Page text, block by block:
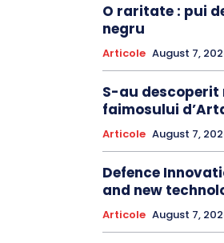
O raritate : pui
negru
Articole August 7,
S-au descoperit
faimosului
Articole August 7,
Defence
and new
Articole August 7,